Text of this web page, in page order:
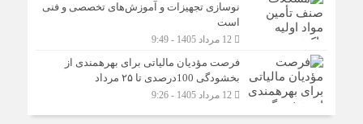
نوسازی تجهیزات و آموزش‌های تخصصی و فنی
است
12 مرداد 1405 - 9:49
فرصت مؤدیان مالیاتی برای بهره‎مندی از
بخشودگی 100درصدی تا ۲۵ مرداد
12 مرداد 1405 - 9:26